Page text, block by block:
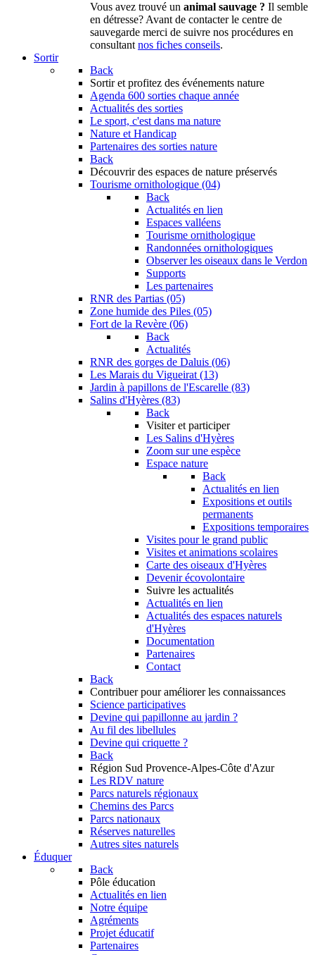
Vous avez trouvé un animal sauvage ? Il semble
en détresse? Avant de contacter le centre de
sauvegarde merci de suivre nos procédures en
consultant nos fiches conseils.
Sortir
Back
Sortir et profitez des événements nature
Agenda 600 sorties chaque année
Actualités des sorties
Le sport, c'est dans ma nature
Nature et Handicap
Partenaires des sorties nature
Back
Découvrir des espaces de nature préservés
Tourisme ornithologique (04)
Back
Actualités en lien
Espaces valléens
Tourisme ornithologique
Randonnées ornithologiques
Observer les oiseaux dans le Verdon
Supports
Les partenaires
RNR des Partias (05)
Zone humide des Piles (05)
Fort de la Revère (06)
Back
Actualités
RNR des gorges de Daluis (06)
Les Marais du Vigueirat (13)
Jardin à papillons de l'Escarelle (83)
Salins d'Hyères (83)
Back
Visiter et participer
Les Salins d'Hyères
Zoom sur une espèce
Espace nature
Back
Actualités en lien
Expositions et outils
permanents
Expositions temporaires
Visites pour le grand public
Visites et animations scolaires
Carte des oiseaux d'Hyères
Devenir écovolontaire
Suivre les actualités
Actualités en lien
Actualités des espaces naturels
d'Hyères
Documentation
Partenaires
Contact
Back
Contribuer pour améliorer les connaissances
Science participatives
Devine qui papillonne au jardin ?
Au fil des libellules
Devine qui criquette ?
Back
Région Sud Provence-Alpes-Côte d'Azur
Les RDV nature
Parcs naturels régionaux
Chemins des Parcs
Parcs nationaux
Réserves naturelles
Autres sites naturels
Éduquer
Back
Pôle éducation
Actualités en lien
Notre équipe
Agréments
Projet éducatif
Partenaires